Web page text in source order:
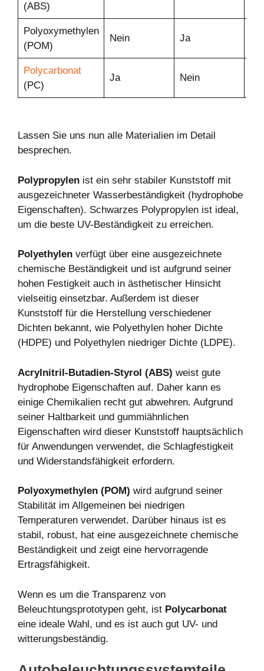
(ABS)
Polyoxymethylen
(POM)
Nein Ja
Polycarbonat
(PC)
Ja Nein
Lassen Sie uns nun alle Materialien im Detail
besprechen.
Polypropylen ist ein sehr stabiler Kunststoff mit
ausgezeichneter Wasserbeständigkeit (hydrophobe
Eigenschaften). Schwarzes Polypropylen ist ideal,
um die beste UV-Beständigkeit zu erreichen.
Polyethylen verfügt über eine ausgezeichnete
chemische Beständigkeit und ist aufgrund seiner
hohen Festigkeit auch in ästhetischer Hinsicht
vielseitig einsetzbar. Außerdem ist dieser
Kunststoff für die Herstellung verschiedener
Dichten bekannt, wie Polyethylen hoher Dichte
(HDPE) und Polyethylen niedriger Dichte (LDPE).
Acrylnitril-Butadien-Styrol (ABS) weist gute
hydrophobe Eigenschaften auf. Daher kann es
einige Chemikalien recht gut abwehren. Aufgrund
seiner Haltbarkeit und gummiähnlichen
Eigenschaften wird dieser Kunststoff hauptsächlich
für Anwendungen verwendet, die Schlagfestigkeit
und Widerstandsfähigkeit erfordern.
Polyoxymethylen (POM) wird aufgrund seiner
Stabilität im Allgemeinen bei niedrigen
Temperaturen verwendet. Darüber hinaus ist es
stabil, robust, hat eine ausgezeichnete chemische
Beständigkeit und zeigt eine hervorragende
Ertragsfähigkeit.
Wenn es um die Transparenz von
Beleuchtungsprototypen geht, ist Polycarbonat
eine ideale Wahl, und es ist auch gut UV- und
witterungsbeständig.